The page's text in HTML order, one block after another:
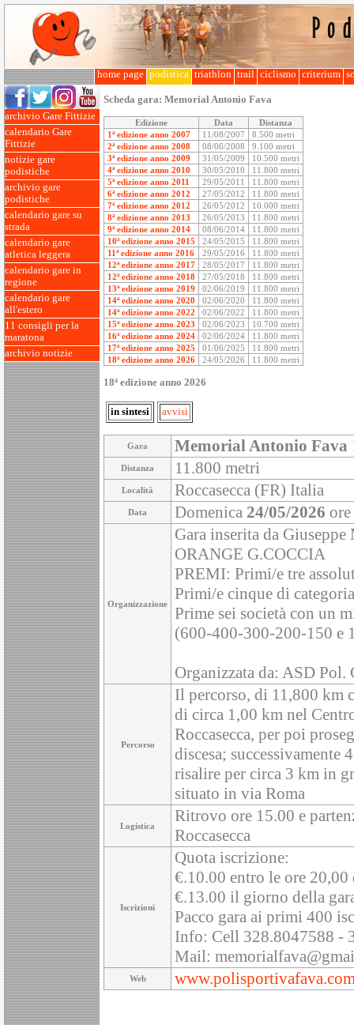
home page podistica triathlon trail ciclismo criterium
archivio Gare Fittizie
calendario Gare
Fittizie
notizie gare
podistiche
archivio gare
podistiche
calendario gare su
strada
calendario gare
atletica leggera
calendario gare in
regione
calendario gare
all'estero
11 consigli per la
maratona
archivio notizie
Scheda gara: Memorial Antonio Fava
Edizione Data
Distanza
1ª edizione anno 2007
11/08/2007
8.500 metri
2ª edizione anno 2008
08/06/2008
9.100 metri
3ª edizione anno 2009
31/05/2009
10.500 metri
4ª edizione anno 2010
30/05/2010
11.800 metri
5ª edizione anno 2011
29/05/2011
11.800 metri
6ª edizione anno 2012
27/05/2012
11.800 metri
7ª edizione anno 2012
26/05/2012
10.000 metri
8ª edizione anno 2013
26/05/2013
11.800 metri
9ª edizione anno 2014
08/06/2014
11.800 metri
10ª edizione anno 2015
24/05/2015
11.800 metri
11ª edizione anno 2016
29/05/2016
11.800 metri
12ª edizione anno 2017
28/05/2017
11.800 metri
12ª edizione anno 2018
27/05/2018
11.800 metri
13ª edizione anno 2019
02/06/2019
11.800 metri
14ª edizione anno 2020
02/06/2020
11.800 metri
14ª edizione anno 2022
02/06/2022
11.800 metri
15ª edizione anno 2023
02/06/2023
10.700 metri
16ª edizione anno 2024
02/06/2024
11.800 metri
17ª edizione anno 2025
01/06/2025
11.800 metri
18ª edizione anno 2026
24/05/2026 11.800 metri
18ª edizione anno 2026
in sintesi avvisi
Gara Memorial Antonio Fava
Distanza 11.800 metri
Località Roccasecca (FR) Italia
Data Domenica 24/05/2026
Organizzazione
Gara inserita da
ORANGE G.COCCIA
PREMI: Primi/e tre
Primi/e cinque di
Prime sei società con un
(600-400-300-200-150 e
Organizzata da: ASD
Percorso
Il percorso, di 11,800 km
di circa 1,00 km nel
Roccasecca, per poi
discesa;
risalire per circa 3 km in
situato in via Roma
Logistica
Ritrovo ore 15.00 e
Roccasecca
Iscrizioni
Quota iscrizione:
€.10.00 entro le ore
€.13.00 il giorno della
Pacco gara ai primi 400
Info: Cell 328.8047588 -
Mail:
Web